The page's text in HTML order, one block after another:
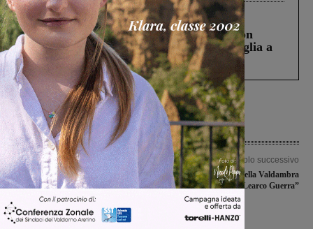
Cronaca 3 Agosto 2026
Scomparso da una struttura di Castiglion
Fiorentino l’uomo che aveva ucciso la figlia a
Levane nel 2020
Articolo precedente
Ai nastri di partenza la settima
edizione del “Torneo Learco
Lazzerini”
Articolo successivo
Sulle strade della Valdambra
ricordando “Learco Guerra”